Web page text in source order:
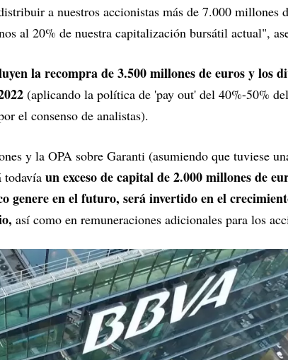
a nuestros accionistas más de 7.000 millones
al 20% de nuestra capitalización bursátil actual",
la recompra de 3.500 millones de euros y los
(aplicando la política de 'pay out' del 40%-50%
el consenso de analistas).
y la OPA sobre Garanti (asumiendo que tuviese
todavía un exceso de capital de 2.000 millones de
genere en el futuro, será invertido en el
así como en remuneraciones adicionales para los